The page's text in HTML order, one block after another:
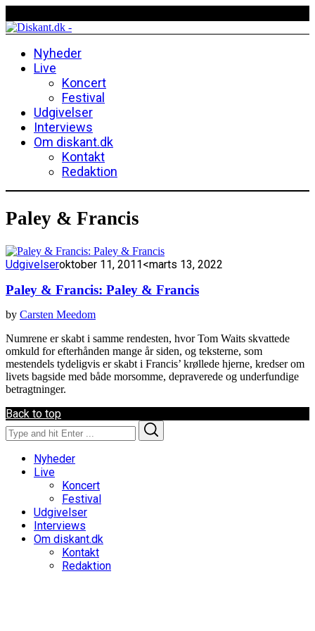
Nyheder
Live
Koncert
Festival
Udgivelser
Interviews
Om diskant.dk
Kontakt
Redaktion
Paley & Francis
Udgivelseroktober 11, 2011<marts 13, 2022
Paley & Francis: Paley & Francis
by Carsten Meedom
Numrene er skabt i samme rendesten, hvor Tom Waits skvattede
omkuld for efterhånden mange år siden, og teksterne, som
mestendels tydeligvis er skabt i Francis’ krøllede hjerne, kredser om
livets bagside med både morsomme, depraverede og underfundige
betragtninger.
Back to top
Search
for:
Nyheder
Live
Koncert
Festival
Udgivelser
Interviews
Om diskant.dk
Kontakt
Redaktion